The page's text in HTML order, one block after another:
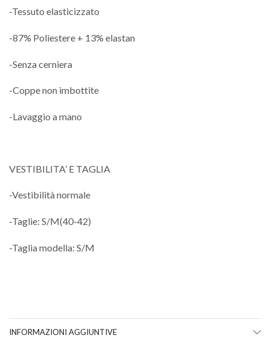
-Tessuto elasticizzato
-87% Poliestere + 13% elastan
-Senza cerniera
-Coppe non imbottite
-Lavaggio a mano
VESTIBILITA’ E TAGLIA
-Vestibilità normale
-Taglie: S/M(40-42)
-Taglia modella: S/M
INFORMAZIONI AGGIUNTIVE